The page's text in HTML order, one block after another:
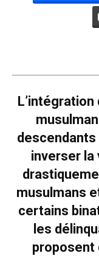
inverser la
musulmans
certains
les
proposent